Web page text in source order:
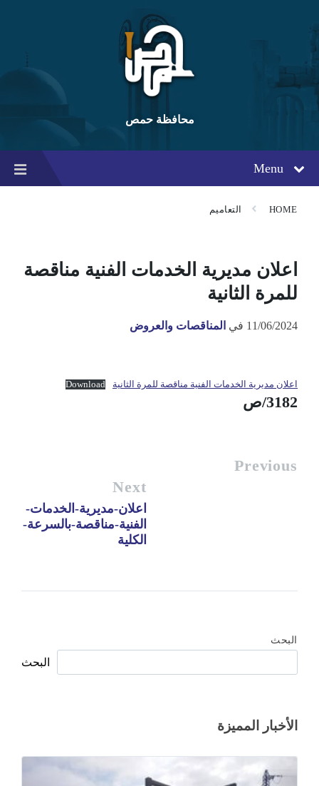
content
main
navigation
footer
محافظة حمص
Menu
HOME التعاميم
اعلان مديرية الخدمات الفنية مناقصة
للمرة الثانية
11/06/2024 في المناقصات والعروض
اعلان مديرية الخدمات الفنية مناقصة للمرة الثانية Download
3182/ص
Previous
Next
اعلان-مديرية-الخدمات-
الفنية-مناقصة-بالسرعة-
الكلية
البحث
البحث
الأخبار المميزة